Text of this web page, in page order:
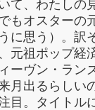
て、わたしの
もオスターの
に思う）。
元祖ポップ経
ーヴン・ラン
月出るらしい
目。タイトル